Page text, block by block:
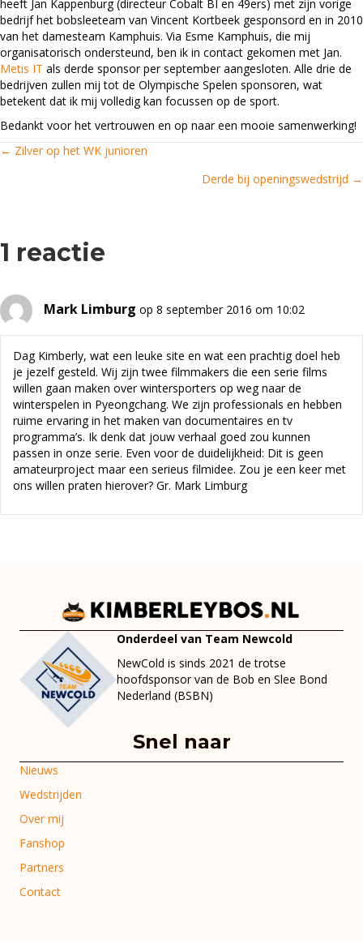
heeft Jan Kappenburg (directeur Cobalt BI en 49ers) met zijn vorige
bedrijf het bobsleeteam van Vincent Kortbeek gesponsord en in 2010
van het damesteam Kamphuis. Via Esme Kamphuis, die mij
organisatorisch ondersteund, ben ik in contact gekomen met Jan.
Metis IT als derde sponsor per september aangesloten. Alle drie de
bedrijven zullen mij tot de Olympische Spelen sponsoren, wat
betekent dat ik mij volledig kan focussen op de sport.
Bedankt voor het vertrouwen en op naar een mooie samenwerking!
Posts
← Zilver op het WK junioren
Derde bij openingswedstrijd →
1 reactie
Mark Limburg op 8 september 2016 om 10:02
Dag Kimberly, wat een leuke site en wat een prachtig doel heb
je jezelf gesteld. Wij zijn twee filmmakers die een serie films
willen gaan maken over wintersporters op weg naar de
winterspelen in Pyeongchang. We zijn professionals en hebben
ruime ervaring in het maken van documentaires en tv
programma’s. Ik denk dat jouw verhaal goed zou kunnen
passen in onze serie. Even voor de duidelijkheid: Dit is geen
amateurproject maar een serieus filmidee. Zou je een keer met
ons willen praten hierover? Gr. Mark Limburg
Onderdeel van Team Newcold
NewCold is sinds 2021 de trotse
hoofdsponsor van de Bob en Slee Bond
Nederland (BSBN)
Snel naar
Nieuws
Wedstrijden
Over mij
Fanshop
Partners
Contact